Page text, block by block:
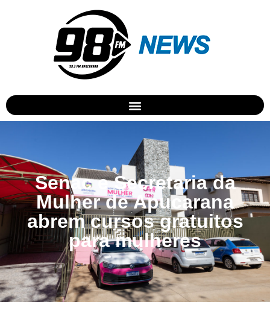
Senac e Secretaria da
Mulher de Apucarana
abrem cursos gratuitos
para mulheres